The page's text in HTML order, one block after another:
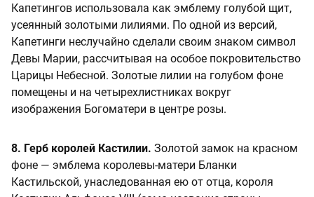
Капетингов использовала как эмблему голубой щит,
усеянный золотыми лилиями. По одной из версий,
Капетинги неслучайно сделали своим знаком символ
Девы Марии, рассчитывая на особое покровительство
Царицы Небесной. Золотые лилии на голубом фоне
помещены и на четырехлистниках вокруг
изображения Богоматери в центре розы.
8. Герб королей Кастилии. Золотой замок на красном
фоне — эмблема королевы-матери Бланки
Кастильской, унаследованная ею от отца, короля